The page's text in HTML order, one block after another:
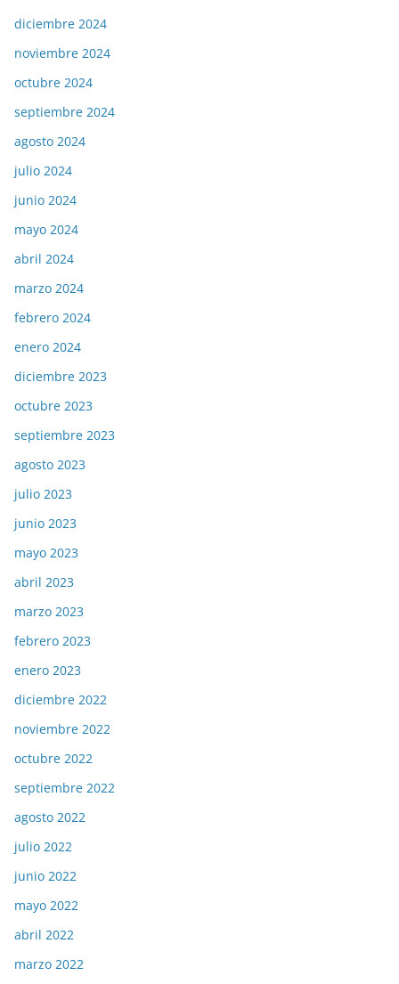
diciembre 2024
noviembre 2024
octubre 2024
septiembre 2024
agosto 2024
julio 2024
junio 2024
mayo 2024
abril 2024
marzo 2024
febrero 2024
enero 2024
diciembre 2023
octubre 2023
septiembre 2023
agosto 2023
julio 2023
junio 2023
mayo 2023
abril 2023
marzo 2023
febrero 2023
enero 2023
diciembre 2022
noviembre 2022
octubre 2022
septiembre 2022
agosto 2022
julio 2022
junio 2022
mayo 2022
abril 2022
marzo 2022